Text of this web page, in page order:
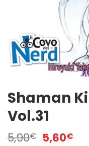
Shaman
Vol.31
5,90€ Il
5,60€